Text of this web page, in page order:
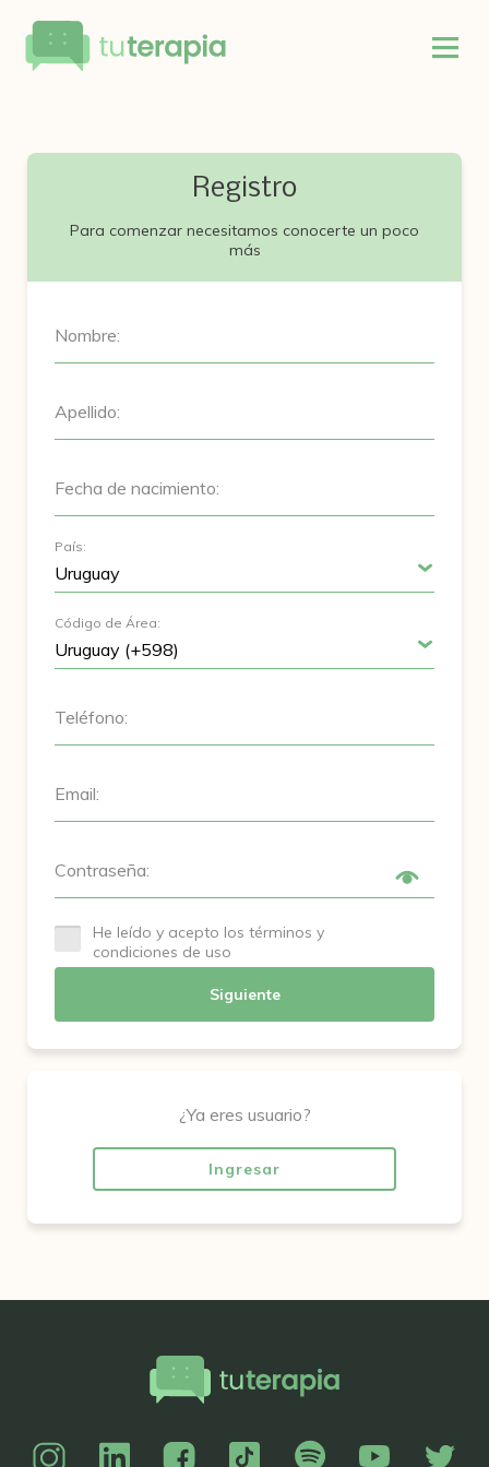
Registro
Para comenzar necesitamos conocerte un poco
más
Nombre:
Apellido:
Fecha de nacimiento:
País:
Código de Área:
Teléfono:
Email:
Contraseña:
He leído y acepto los términos y
condiciones de uso
Siguiente
¿Ya eres usuario?
Ingresar